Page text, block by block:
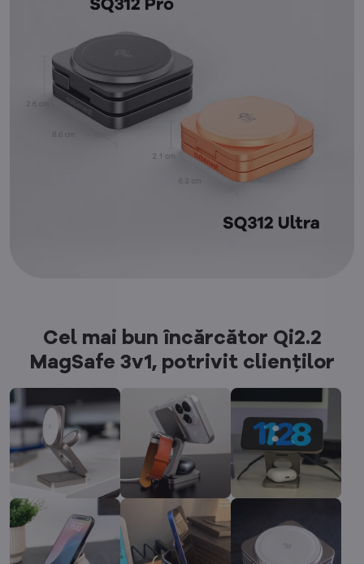
Cel mai bun încărcător Qi2.2
MagSafe 3v1, potrivit clienților